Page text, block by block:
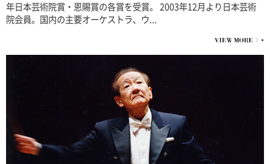
年日本芸術院賞・恩賜賞の各賞を受賞。 2003年12月より日本芸術
院会員。国内の主要オーケストラ、ウ...